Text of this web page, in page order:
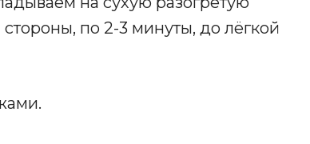
по 2-3 минуты, до лёгкой